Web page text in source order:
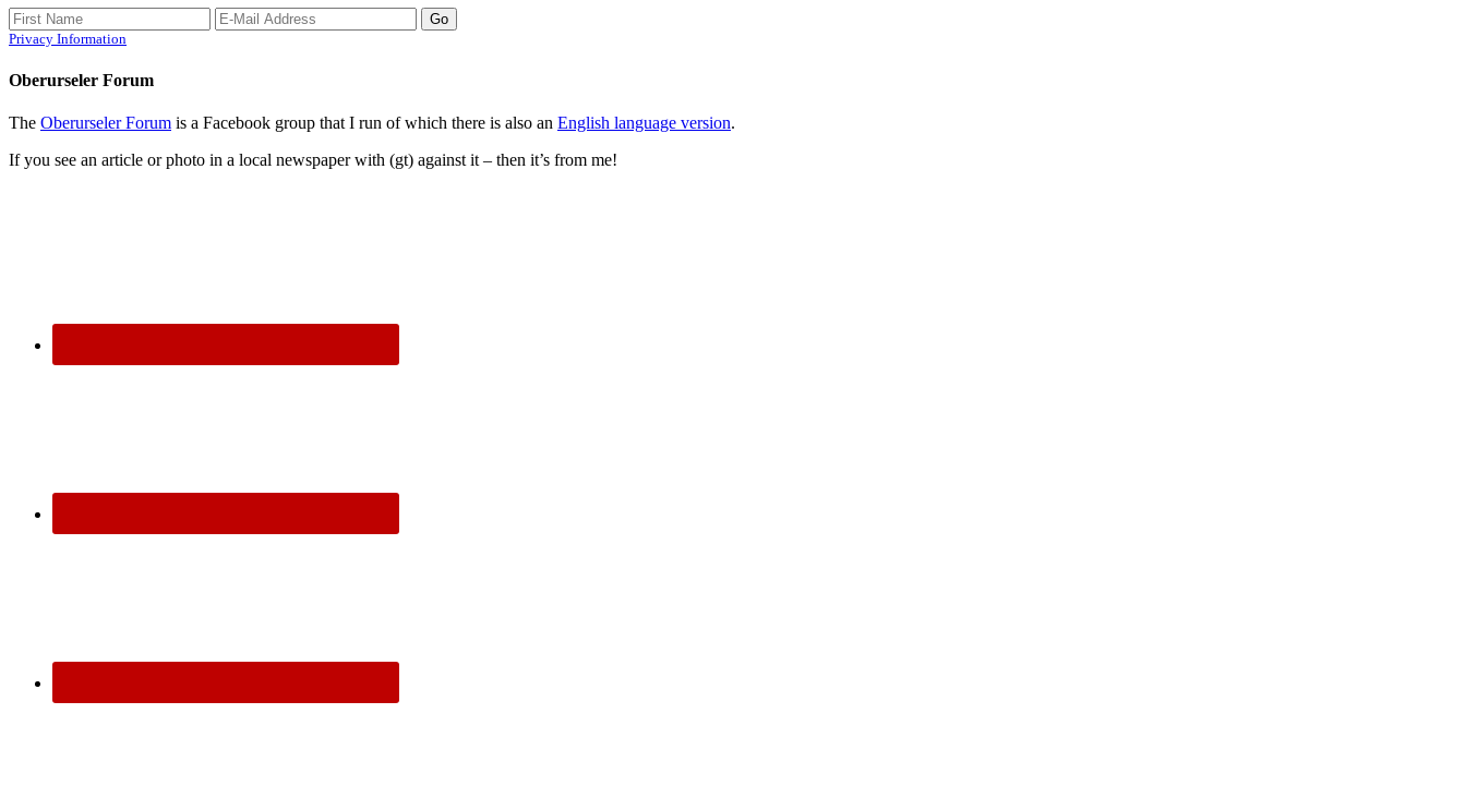
Privacy Information
Oberurseler Forum
The Oberurseler Forum is a Facebook group that I run of which there is also an English language version.
If you see an article or photo in a local newspaper with (gt) against it – then it’s from me!